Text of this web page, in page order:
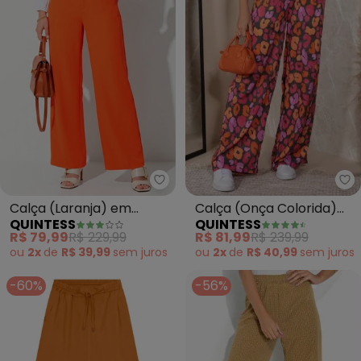
Quintess - Calça (Laranja) em
Calça (Laranja) em
Alfaiataria
QUINTESS
R$ 79,99R$ 229,99
ou 2x de R$ 39,99 sem juros
Calça (Onça Colorida)
em Viscose Plana
QUINTESS
R$ 81,99R$ 239,99
ou 2x de R$ 40,99 sem juros
-60% -56%